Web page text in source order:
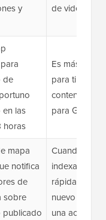
y
de video
de
las
horas
Es más
para ti si
contenido
para Google
mapa
notifica
de
sobre
Cuando
indexación
rápida de
nuevo sin
una